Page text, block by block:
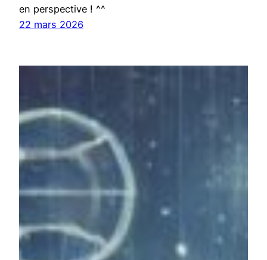
en perspective ! ^^
22 mars 2026